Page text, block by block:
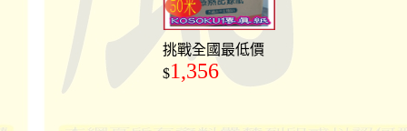
挑戰全國最低價
$1,356